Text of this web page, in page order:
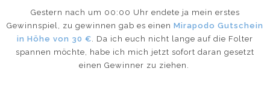
Gestern nach um 00:00 Uhr endete ja mein erstes
Gewinnspiel, zu gewinnen gab es einen Mirapodo Gutschein
in Höhe von 30 € . Da ich euch nicht lange auf die Folter
spannen möchte, habe ich mich jetzt sofort daran gesetzt
einen Gewinner zu ziehen.